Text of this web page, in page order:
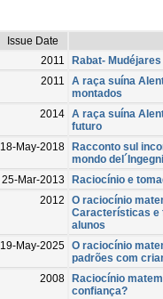
Issue Date
2011
Rabat-
2011
A raça suína
montados
2014 A raça suína
futuro
18-May-2018 Racconto sul
mondo
25-Mar-2013 Raciocínio e
2012
O raciocínio
Características e
alunos
19-May-2025 O raciocínio
padrões com
2008 Raciocínio
confiança?